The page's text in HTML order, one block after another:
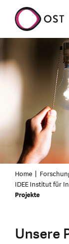
Home
IDEE Institut für
Projekte
Unsere